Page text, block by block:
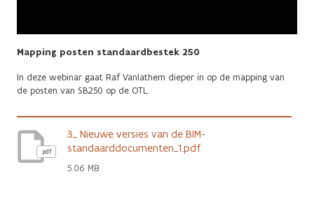
Mapping posten standaardbestek 250
In deze webinar gaat Raf Vanlathem dieper in op de mapping van
de posten van SB250 op de OTL.
pdf
3_ Nieuwe versies van de BIM-
standaarddocumenten_1.pdf
5.06 MB